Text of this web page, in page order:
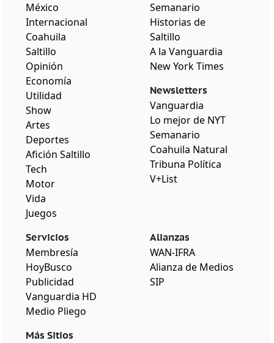
México
Internacional
Coahuila
Saltillo
Opinión
Economía
Utilidad
Show
Artes
Deportes
Afición Saltillo
Tech
Motor
Vida
Juegos
Semanario
Historias de
Saltillo
A la Vanguardia
New York Times
Newsletters
Vanguardia
Lo mejor de NYT
Semanario
Coahuila Natural
Tribuna Política
V+List
Servicios
Membresía
HoyBusco
Publicidad
Vanguardia HD
Medio Pliego
Más Sitios
Alianzas
WAN-IFRA
Alianza de Medios
SIP